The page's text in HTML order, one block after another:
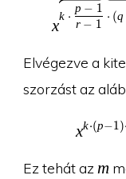
xk ⋅
r − 1
p − 1
⋅ (q
Elvégezve a
szorzást az
xk⋅(p−1)⋅
Ez tehát az m
m